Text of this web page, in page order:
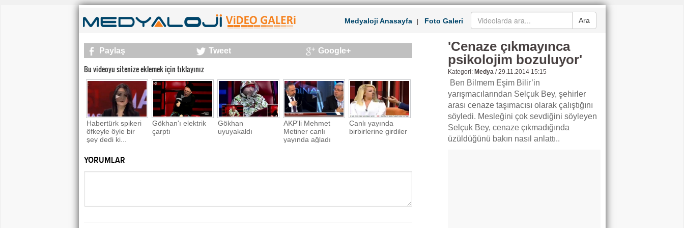
Ara
Medyaloji Anasayfa| Foto Galeri
Paylaş Tweet Google+
Bu videoyu sitenize eklemek için tıklayınız
Habertürk spikeri
öfkeyle öyle bir
şey dedi ki...
Gökhan'ı elektrik
çarptı
Gökhan
uyuyakaldı
AKP'li Mehmet
Metiner canlı
yayında ağladı
Canlı yayında
birbirlerine girdiler
YORUMLAR
'Cenaze çıkmayınca
psikolojim bozuluyor'
Kategori: Medya/29.11.2014 15:15
Ben Bilmem Eşim Bilir’in
yarışmacılarından Selçuk Bey, şehirler
arası cenaze taşımacısı olarak çalıştığını
söyledi. Mesleğini çok sevdiğini söyleyen
Selçuk Bey, cenaze çıkmadığında
üzüldüğünü bakın nasıl anlattı..